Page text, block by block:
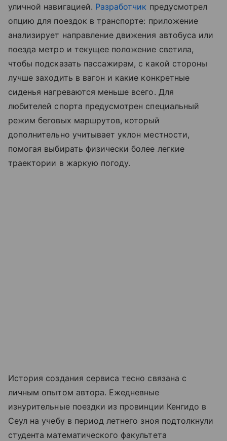
уличной навигацией. Разработчик предусмотрел
опцию для поездок в транспорте: приложение
анализирует направление движения автобуса или
поезда метро и текущее положение светила,
чтобы подсказать пассажирам, с какой стороны
лучше заходить в вагон и какие конкретные
сиденья нагреваются меньше всего. Для
любителей спорта предусмотрен специальный
режим беговых маршрутов, который
дополнительно учитывает уклон местности,
помогая выбирать физически более легкие
траектории в жаркую погоду.
История создания сервиса тесно связана с
личным опытом автора. Ежедневные
изнурительные поездки из провинции Кенгидо в
Сеул на учебу в период летнего зноя подтолкнули
студента математического факультета